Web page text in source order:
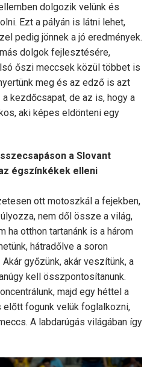
dolgozik velünk és
Ezt a pályán is látni lehet,
pedig jönnek a jó eredmények.
dolgok fejlesztésére,
őszi meccsek közül többet is
meg és az edző is azt
kezdőcsapat, de az is, hogy a
aki képes eldönteni egy
a Slovant
égszínkékek elleni
ott motoszkál a fejekben,
nem dől össze a világ,
ha otthon tartanánk is a három
hátradőlve a soron
győzünk, akár veszítünk, a
kell összpontosítanunk.
majd egy héttel a
fogunk velük foglalkozni,
A labdarúgás világában így